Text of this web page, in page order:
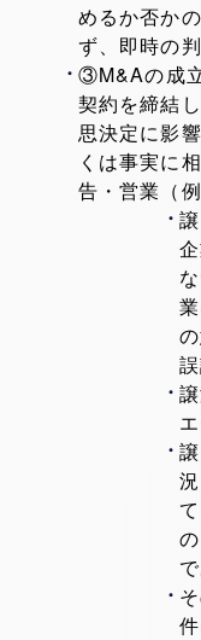
めるか否か
ず、即時の
③M&Aの成
契約を締結
思決定に影
くは事実に
告・営業（